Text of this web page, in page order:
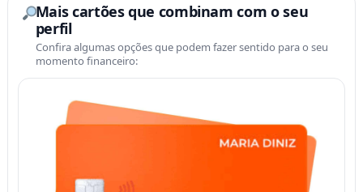
Mais cartões que combinam com o seu
perfil
Confira algumas opções que podem fazer sentido para o seu
momento financeiro: